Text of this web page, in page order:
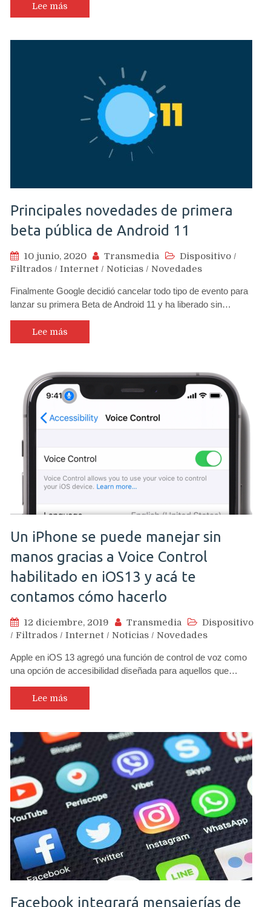
Lee más
Principales novedades de primera
beta pública de Android 11
10 junio, 2020 Transmedia Dispositivo /
Filtrados / Internet / Noticias / Novedades
Finalmente Google decidió cancelar todo tipo de evento para
lanzar su primera Beta de Android 11 y ha liberado sin…
Lee más
Un iPhone se puede manejar sin
manos gracias a Voice Control
habilitado en iOS13 y acá te
contamos cómo hacerlo
12 diciembre, 2019 Transmedia
Dispositivo
/ Filtrados / Internet / Noticias / Novedades
Apple en iOS 13 agregó una función de control de voz como
una opción de accesibilidad diseñada para aquellos que…
Lee más
Facebook integrará mensajerías de